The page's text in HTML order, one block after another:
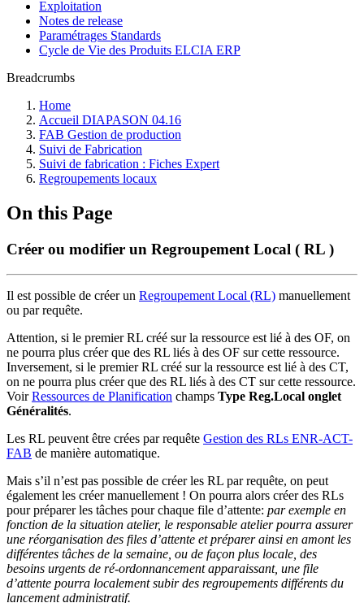
Exploitation
Notes de release
Paramétrages Standards
Cycle de Vie des Produits ELCIA ERP
Breadcrumbs
Home
Accueil DIAPASON 04.16
FAB Gestion de production
Suivi de Fabrication
Suivi de fabrication : Fiches Expert
Regroupements locaux
On this Page
Créer ou modifier un Regroupement Local ( RL )
Il est possible de créer un Regroupement Local (RL) manuellement
ou par requête.
Attention, si le premier RL créé sur la ressource est lié à des OF, on
ne pourra plus créer que des RL liés à des OF sur cette ressource.
Inversement, si le premier RL créé sur la ressource est lié à des CT,
on ne pourra plus créer que des RL liés à des CT sur cette ressource.
VoirRessources de Planification champs Type Reg.Local onglet
Généralités.
Les RL peuvent être crées par requête Gestion des RLs ENR-ACT-
FAB de manière automatique.
Mais s’il n’est pas possible de créer les RL par requête, on peut
également les créer manuellement ! On pourra alors créer des RLs
pour préparer les tâches pour chaque file d’attente: par exemple en
fonction de la situation atelier, le responsable atelier pourra assurer
une réorganisation des files d’attente et préparer ainsi en amont les
différentes tâches de la semaine, ou de façon plus locale, des
besoins urgents de ré-ordonnancement apparaissant, une file
d’attente pourra localement subir des regroupements différents du
lancement administratif.